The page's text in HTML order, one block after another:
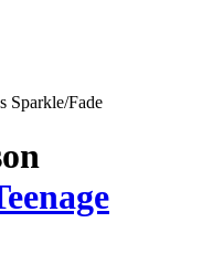
Sparkle/Fade